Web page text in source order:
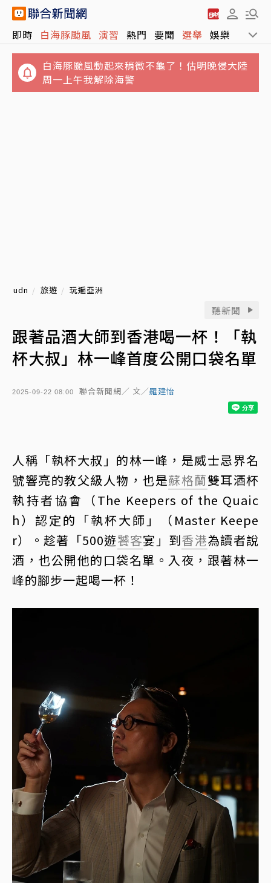
即時 白海豚颱風 演習 熱門 要聞 選舉 娛樂 運動
周一上午我解除海警
晚餐準備太慢…25歲人妻遭小叔用斧頭斬首 頭
顱懸掛屋外榕樹
udn 旅遊 玩遍亞洲
聽新聞
跟著品酒大師到香港喝一杯！「執
杯大叔」林一峰首度公開口袋名單
2025-09-22 08:00 聯合新聞網／ 文／羅建怡
人稱「執杯大叔」的林一峰，是威士忌界名
號響亮的教父級人物，也是蘇格蘭雙耳酒杯
執持者協會（The Keepers of the Quaic
h）認定的「執杯大師」（Master Keepe
r）。趁著「500遊饕客宴」到香港為讀者說
酒，也公開他的口袋名單。入夜，跟著林一
峰的腳步一起喝一杯！